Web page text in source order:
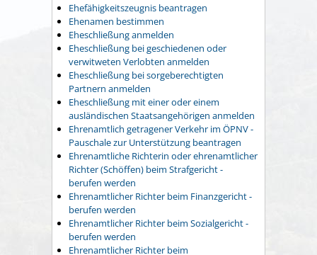
Ehefähigkeitszeugnis beantragen
Ehenamen bestimmen
Eheschließung anmelden
Eheschließung bei geschiedenen oder
verwitweten Verlobten anmelden
Eheschließung bei sorgeberechtigten
Partnern anmelden
Eheschließung mit einer oder einem
ausländischen Staatsangehörigen anmelden
Ehrenamtlich getragener Verkehr im ÖPNV -
Pauschale zur Unterstützung beantragen
Ehrenamtliche Richterin oder ehrenamtlicher
Richter (Schöffen) beim Strafgericht -
berufen werden
Ehrenamtlicher Richter beim Finanzgericht -
berufen werden
Ehrenamtlicher Richter beim Sozialgericht -
berufen werden
Ehrenamtlicher Richter beim